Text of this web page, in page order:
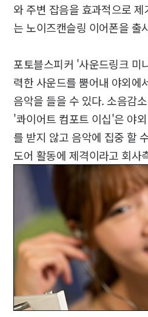
와 주변 잡음을 효과적으로
는 노이즈캔슬링 이어폰을 출
포토블스피커 '사운드링크 미
력한 사운드를 뿜어내 야외에
음악을 들을 수 있다. 소음감
'콰이어트 컴포트 이십'은 야
를 받지 않고 음악에 집중 할
도어 활동에 제격이라고 회사